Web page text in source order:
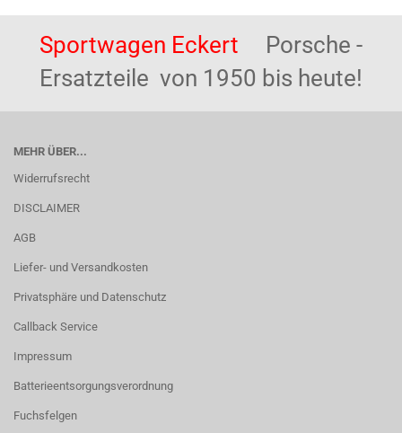
Sportwagen Eckert Porsche -
Ersatzteile von 1950 bis heute!
MEHR ÜBER...
Widerrufsrecht
DISCLAIMER
AGB
Liefer- und Versandkosten
Privatsphäre und Datenschutz
Callback Service
Impressum
Batterieentsorgungsverordnung
Fuchsfelgen